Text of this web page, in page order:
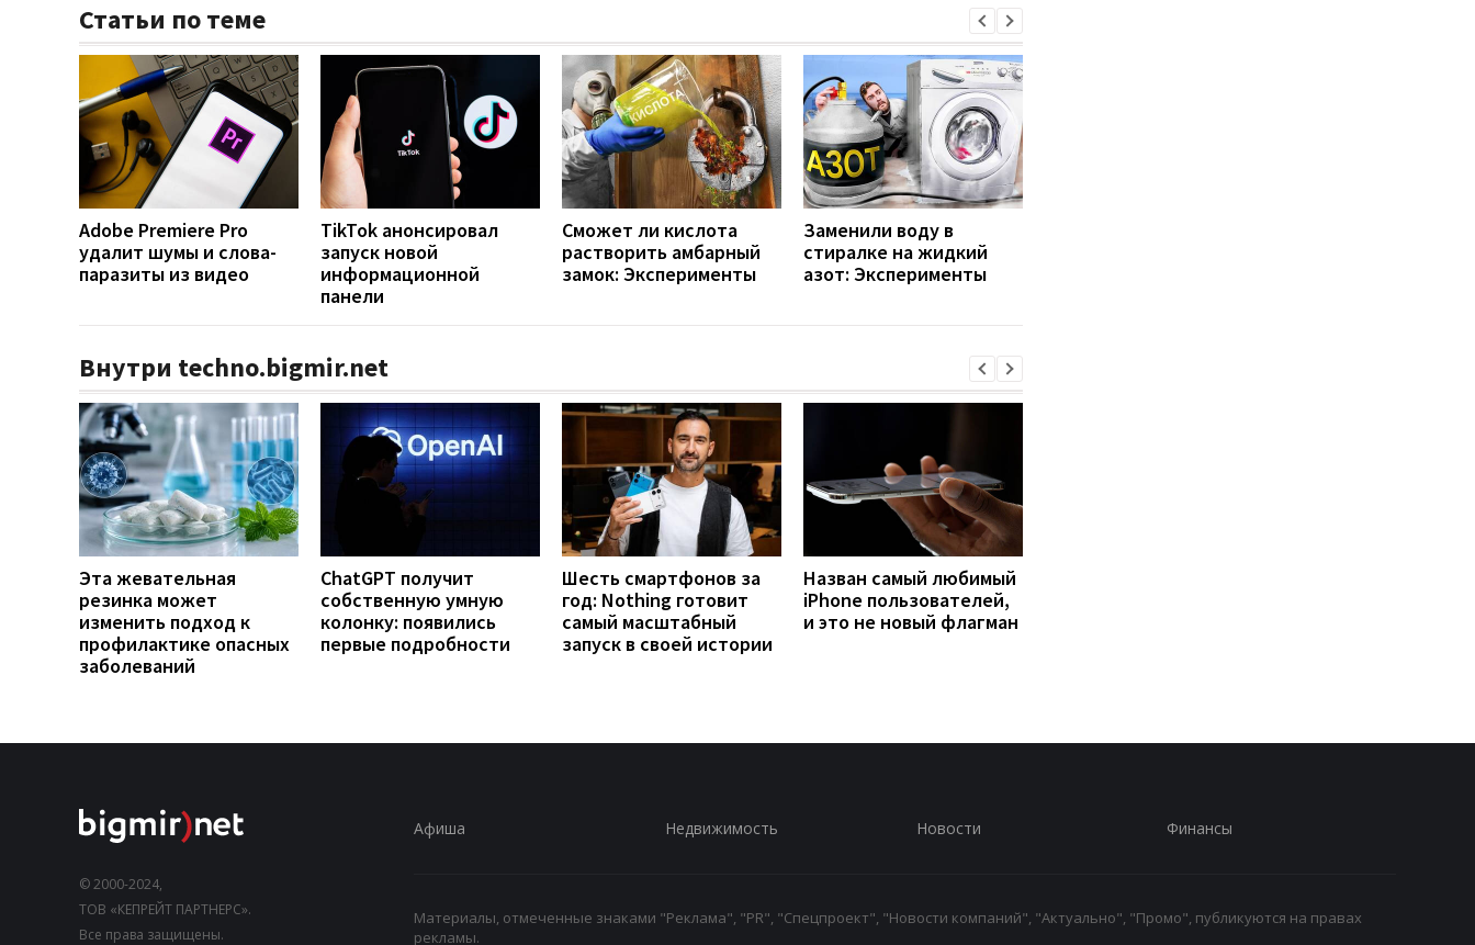
Статьи по теме
Adobe Premiere Pro
удалит шумы и слова-
паразиты из видео
TikTok анонсировал
запуск новой
информационной
панели
Сможет ли кислота
растворить амбарный
замок: Эксперименты
Заменили воду в
стиралке на жидкий
азот: Эксперименты
Внутри techno.bigmir.net
Эта жевательная
резинка может
изменить подход к
профилактике опасных
заболеваний
ChatGPT получит
собственную умную
колонку: появились
первые подробности
Шесть смартфонов за
год: Nothing готовит
самый масштабный
запуск в своей истории
Назван самый любимый
iPhone пользователей,
и это не новый флагман
© 2000-2024,
ТОВ «КЕПРЕЙТ ПАРТНЕРС».
Все права защищены.
Афиша Недвижимость Новости Финансы
Материалы, отмеченные знаками "Реклама", "PR", "Спецпроект", "Новости компаний", "Актуально", "Промо", публикуются на правах
рекламы.